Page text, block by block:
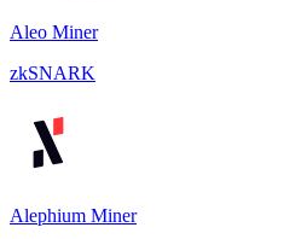
Aleo Miner
zkSNARK
Alephium Miner